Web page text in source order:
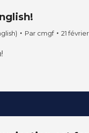
Par cmgf 21